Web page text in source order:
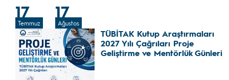
17
Temmuz
17
Ağustos
TÜBİTAK Kutup Araştırmaları
2027 Yılı Çağrıları Proje
Geliştirme ve Mentörlük Günleri